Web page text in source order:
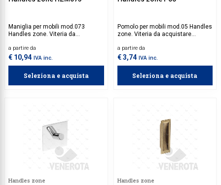
Maniglia per mobili mod.073
Handles zone. Viteria da
a partire da
€ 10,94 IVA inc.
Seleziona e acquista
Pomolo per mobili mod.05 Handles
zone. Viteria da acquistare
a partire da
€ 3,74 IVA inc.
Seleziona e acquista
Handles zone Handles zone